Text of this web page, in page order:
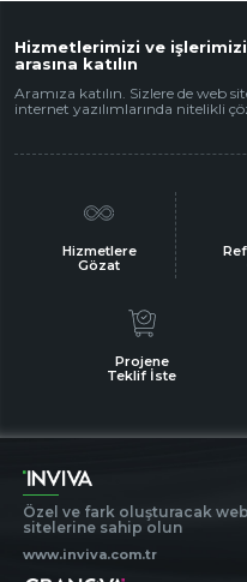
Hizmetlerimizi ve
arasına katılın
Aramıza katılın. Sizlere de web
internet yazılımlarında nitelikli
Hizmetlere
Gözat
Projene
Teklif İste
Özel ve fark oluşturacak web
sitelerine sahip olun
www.inviva.com.tr